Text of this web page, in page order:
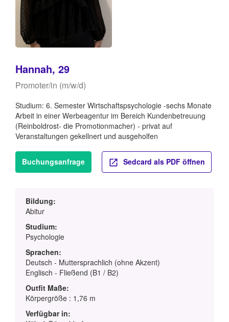
Hannah, 29
Promoter/in (m/w/d)
Studium: 6. Semester Wirtschaftspsychologie -sechs Monate
Arbeit in einer Werbeagentur im Bereich Kundenbetreuung
(Reinboldrost- die Promotionmacher) - privat auf
Veranstaltungen gekellnert und ausgeholfen
Buchungsanfrage Sedcard als PDF öffnen
Bildung:
Abitur
Studium:
Psychologie
Sprachen:
Deutsch - Muttersprachlich (ohne Akzent)
Englisch - Fließend (B1 / B2)
Outfit Maße:
Körpergröße : 1,76 m
Verfügbar in: